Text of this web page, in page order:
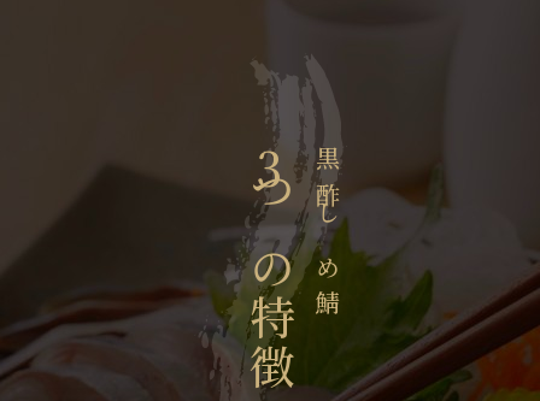
黒酢しめ鯖
3
つの特徴